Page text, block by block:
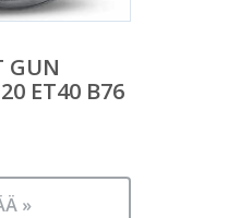
GUN
ET40 B76
»